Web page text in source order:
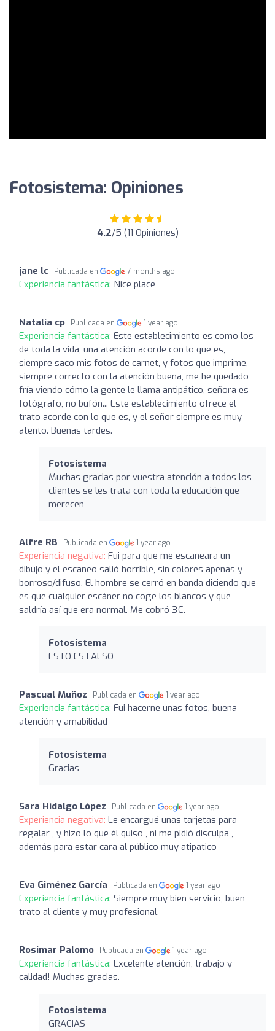
Fotosistema: Opiniones
4.2/5 (11 Opiniones)
jane lc Publicada en 7 months ago
Experiencia fantástica: Nice place
Natalia cp Publicada en 1 year ago
Experiencia fantástica: Este establecimiento es como los
de toda la vida, una atención acorde con lo que es,
siempre saco mis fotos de carnet, y fotos que imprime,
siempre correcto con la atención buena, me he quedado
fría viendo cómo la gente le llama antipático, señora es
fotógrafo, no bufón... Este establecimiento ofrece el
trato acorde con lo que es, y el señor siempre es muy
atento. Buenas tardes.
Fotosistema
Muchas gracias por vuestra atención a todos los
clientes se les trata con toda la educación que
merecen
Alfre RB Publicada en 1 year ago
Experiencia negativa: Fui para que me escaneara un
dibujo y el escaneo salió horrible, sin colores apenas y
borroso/difuso. El hombre se cerró en banda diciendo que
es que cualquier escáner no coge los blancos y que
saldría así que era normal. Me cobró 3€.
Fotosistema
ESTO ES FALSO
Pascual Muñoz Publicada en 1 year ago
Experiencia fantástica: Fui hacerne unas fotos, buena
atención y amabilidad
Fotosistema
Gracias
Sara Hidalgo López Publicada en 1 year ago
Experiencia negativa: Le encargué unas tarjetas para
regalar , y hizo lo que él quiso , ni me pidió disculpa ,
además para estar cara al público muy atipatico
Eva Giménez García Publicada en 1 year ago
Experiencia fantástica: Siempre muy bien servicio, buen
trato al cliente y muy profesional.
Rosimar Palomo Publicada en 1 year ago
Experiencia fantástica: Excelente atención, trabajo y
calidad! Muchas gracias.
Fotosistema
GRACIAS